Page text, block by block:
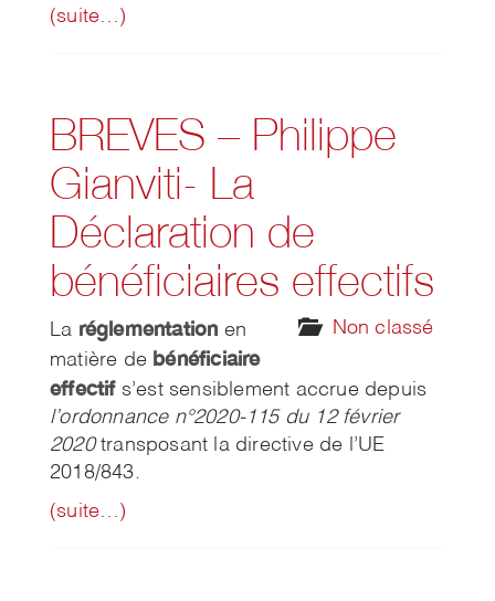
(suite…)
BREVES – Philippe
Gianviti- La
Déclaration de
bénéficiaires effectifs
Non classé
La réglementation en
matière de bénéficiaire
effectifs’est sensiblement accrue depuis
l’ordonnance n°2020-115 du 12 février
2020transposant la directive de l’UE
2018/843.
(suite…)